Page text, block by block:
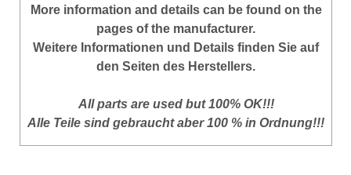
More information and details can be found on the
pages of the manufacturer.
Weitere Informationen und Details finden Sie auf
den Seiten des Herstellers.
All parts are used but 100% OK!!!
Alle Teile sind gebraucht aber 100 % in Ordnung!!!